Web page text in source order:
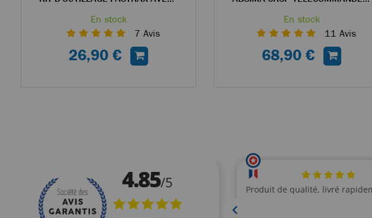
En stock
7 Avis
26,90 €
En stock
11 Avis
68,90 €